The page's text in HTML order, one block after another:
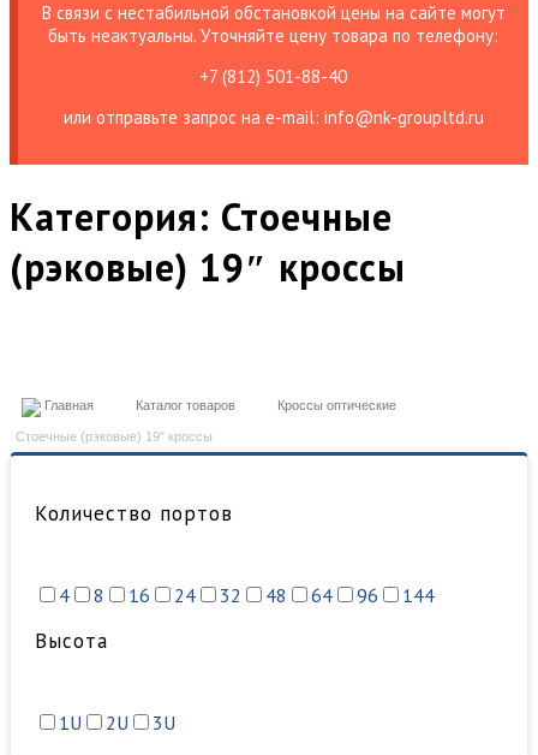
В связи с нестабильной обстановкой цены на сайте могут
быть неактуальны. Уточняйте цену товара по телефону:
+7 (812) 501-88-40
или отправьте запрос на е-mail: info@nk-groupltd.ru
Категория: Стоечные
(рэковые) 19″ кроссы
Главная Каталог товаров Кроссы оптические
Стоечные (рэковые) 19″ кроссы
Количество портов
4 8 16 24 32 48 64 96 144
Высота
1U 2U 3U